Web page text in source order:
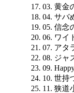
03. 黄金
04. サバ
05. 信念
06. ワイ
07. アタ
08. ジャ
09.
10. 世持
11. 狭道